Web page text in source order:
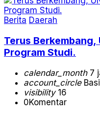
Berita Daerah
Terus Berkembang,
Program Studi.
calendar_month7
account_circle
visibility16
0Komentar